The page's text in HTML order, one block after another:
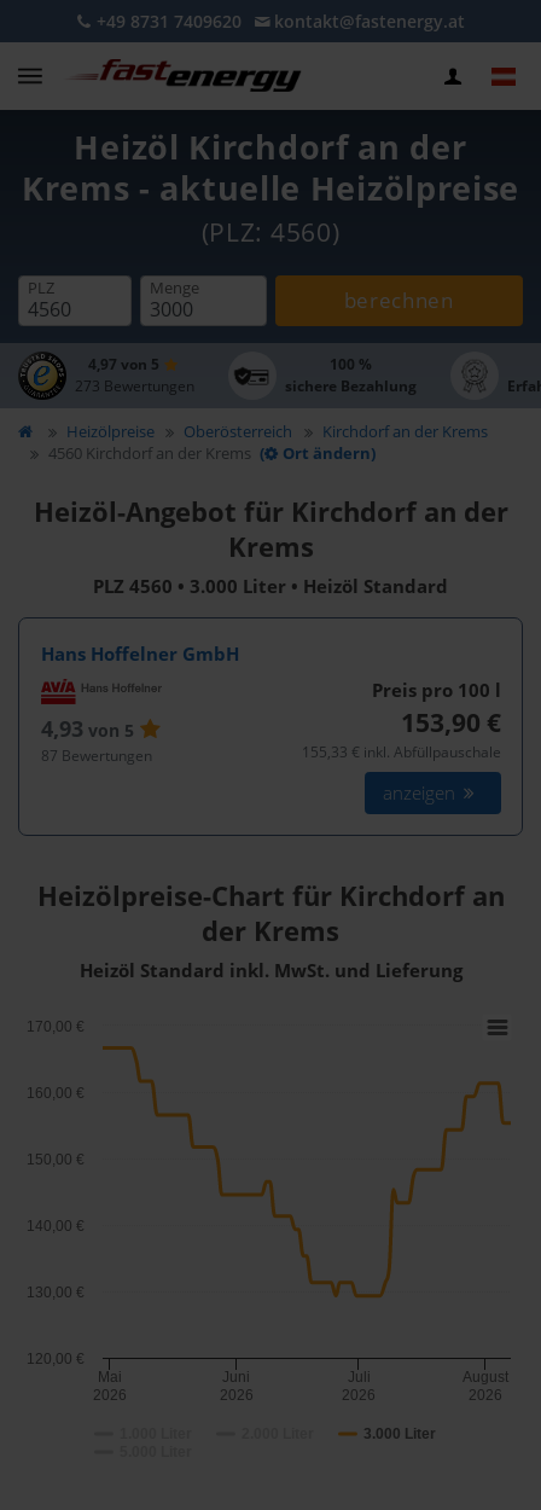
+49 8731 7409620 kontakt@fastenergy.at
Heizöl Kirchdorf an der
Krems - aktuelle Heizölpreise
(PLZ: 4560)
PLZ Menge berechnen
4,97 von 5
273 Bewertungen
100 %
sichere Bezahlung
Heizölpreise Oberösterreich
Kirchdorf an der Krems
4560 Kirchdorf an der Krems ( Ort ändern)
Heizöl-Angebot für Kirchdorf an der
Krems
PLZ 4560 • 3.000 Liter • Heizöl Standard
Hans Hoffelner GmbH
4,93 von 5
87 Bewertungen
Preis pro 100 l
153,90 €
155,33 € inkl. Abfüllpauschale
anzeigen
Heizölpreise-Chart für Kirchdorf an
der Krems
Heizöl Standard inkl. MwSt. und Lieferung
3.000 Liter
Mai
2026
Juni
2026
Juli
2026
August
2026
120,00 €
130,00 €
140,00 €
150,00 €
160,00 €
170,00 €